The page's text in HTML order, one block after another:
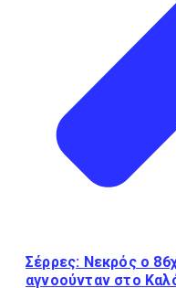
Σέρρες: Νεκρός ο
αγνοούνταν στο